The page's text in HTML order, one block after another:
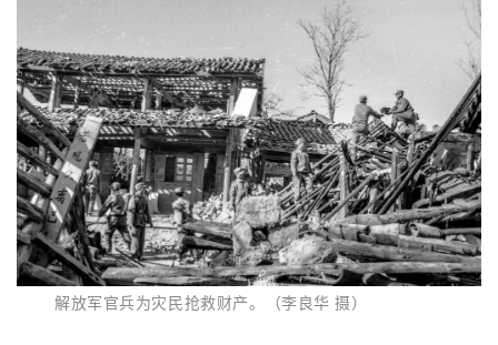
解放军官兵为灾民抢救财产。（李良华 摄）